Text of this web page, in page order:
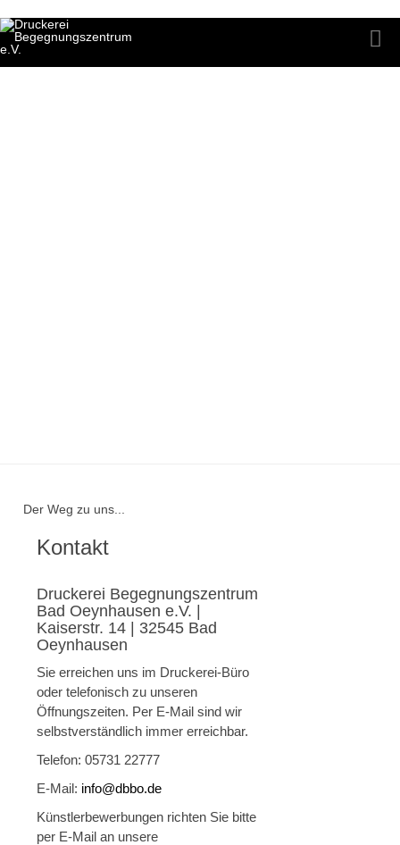
Der Weg zu uns...
Kontakt
Druckerei Begegnungszentrum
Bad Oeynhausen e.V. |
Kaiserstr. 14 | 32545 Bad
Oeynhausen
Sie erreichen uns im Druckerei-Büro
oder telefonisch zu unseren
Öffnungszeiten. Per E-Mail sind wir
selbstverständlich immer erreichbar.
Telefon: 05731 22777
E-Mail: info@dbbo.de
Künstlerbewerbungen richten Sie bitte
per E-Mail an unsere